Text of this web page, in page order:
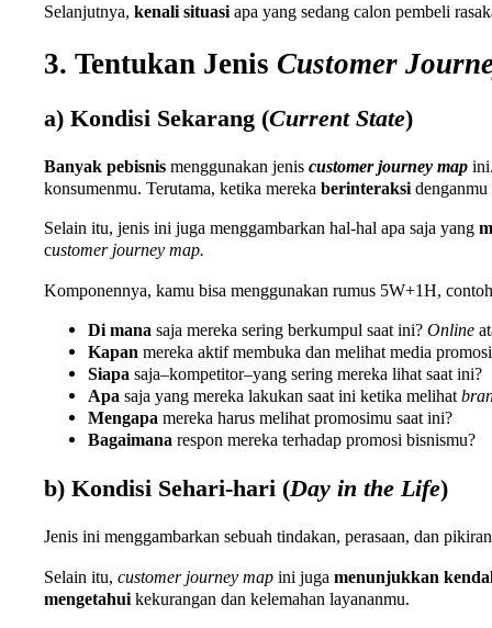
Selanjutnya, kenali situasiapa yang sedang calon pembeli
3. Tentukan Jenis Customer
a) Kondisi Sekarang (Current State)
Banyak pebisnis menggunakan jenis customer journey map
konsumenmu. Terutama, ketika mereka berinteraksi
Selain itu, jenis ini juga menggambarkan hal-hal apa saja yang
customer journey map.
Komponennya, kamu bisa menggunakan rumus 5W+1H,
Di mana saja mereka sering berkumpul saat ini? Online
Kapan mereka aktif membuka dan melihat media
Siapa saja–kompetitor–yang sering mereka lihat saat ini?
Apa saja yang mereka lakukan saat ini ketika melihat
Mengapa mereka harus melihat promosimu saat ini?
Bagaimana respon mereka terhadap promosi bisnismu?
b) Kondisi Sehari-hari (Day in the Life)
Jenis ini menggambarkan sebuah tindakan, perasaan, dan
Selain itu, customer journey map ini juga menunjukkan
mengetahui kekurangan dan kelemahan layananmu.